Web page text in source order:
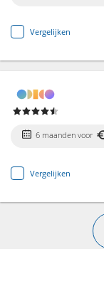
Vergelijken
6 maanden voor
Vergelijken